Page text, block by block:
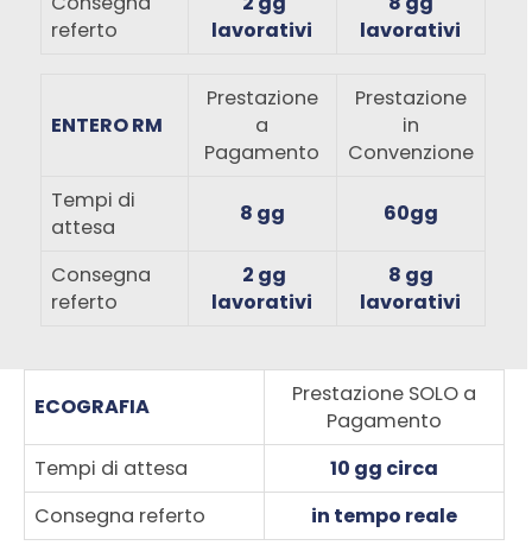
referto
lavorativi
lavorativi
ENTERO RM
Prestazione
a
Pagamento
Prestazione
in
Convenzione
Tempi di
attesa
8 gg 60gg
Consegna
referto
2 gg
lavorativi
8 gg
lavorativi
ECOGRAFIA
Prestazione SOLO a
Pagamento
Tempi di attesa
10 gg circa
Consegna referto
in tempo reale